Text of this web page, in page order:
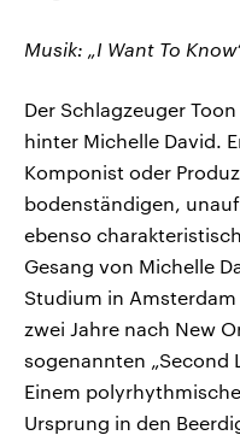
Musik: „I Want To
Der Schlagzeuger
hinter Michelle David.
Komponist oder
bodenständigen,
ebenso
Gesang von Michelle
Studium in
zwei Jahre nach New
sogenannten „Second
Einem
Ursprung in den